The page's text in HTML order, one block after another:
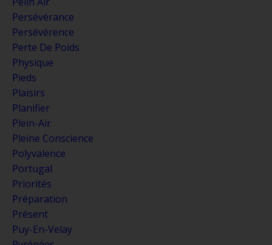
Persévérance
Persévérence
Perte De Poids
Physique
Pieds
Plaisirs
Planifier
Plein-Air
Pleine Conscience
Polyvalence
Portugal
Priorités
Préparation
Présent
Puy-En-Velay